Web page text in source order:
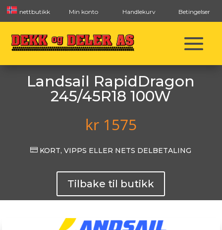
nettbutikk Min konto Handlekurv Betingelser
Landsail RapidDragon
245/45R18 100W
kr1575
 KORT, VIPPS ELLER NETS DELBETALING
Tilbake til butikk